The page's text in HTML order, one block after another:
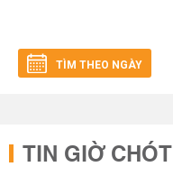
TÌM THEO NGÀY
TIN GIỜ CHÓT